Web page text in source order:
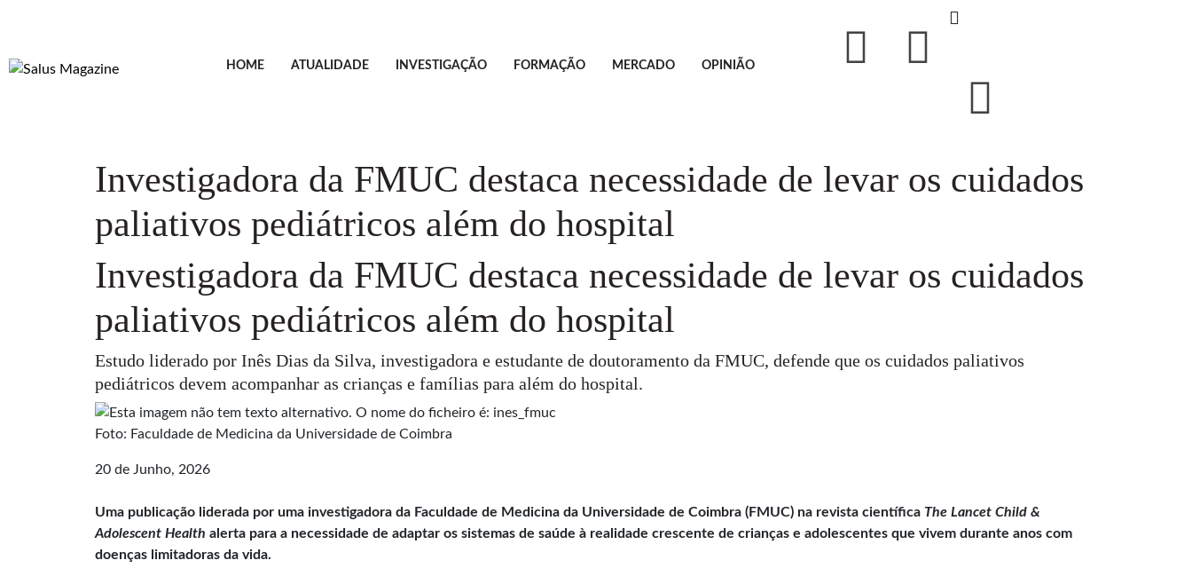
HOME ATUALIDADE INVESTIGAÇÃO FORMAÇÃO MERCADO OPINIÃO
Investigadora da FMUC destaca necessidade de levar os cuidados
paliativos pediátricos além do hospital
Investigadora da FMUC destaca necessidade de levar os cuidados
paliativos pediátricos além do hospital
Estudo liderado por Inês Dias da Silva, investigadora e estudante de doutoramento da FMUC, defende que os cuidados paliativos
pediátricos devem acompanhar as crianças e famílias para além do hospital.
Foto: Faculdade de Medicina da Universidade de Coimbra
20 de Junho, 2026
Uma publicação liderada por uma investigadora da Faculdade de Medicina da Universidade de Coimbra (FMUC) na revista científica The Lancet Child &
Adolescent Health alerta para a necessidade de adaptar os sistemas de saúde à realidade crescente de crianças e adolescentes que vivem durante anos com
doenças limitadoras da vida.